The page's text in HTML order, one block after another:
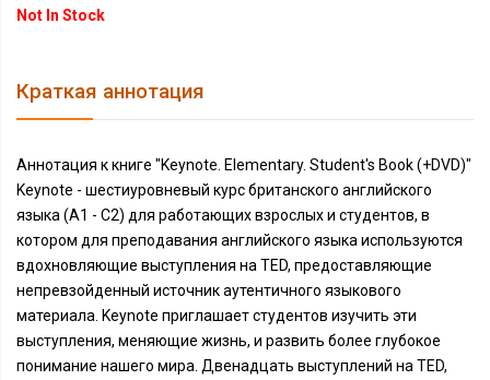
Not In Stock
Краткая аннотация
Аннотация к книге "Keynote. Elementary. Student's Book (+DVD)"
Keynote - шестиуровневый курс британского английского
языка (A1 - C2) для работающих взрослых и студентов, в
котором для преподавания английского языка используются
вдохновляющие выступления на TED, предоставляющие
непревзойденный источник аутентичного языкового
материала. Keynote приглашает студентов изучить эти
выступления, меняющие жизнь, и развить более глубокое
понимание нашего мира. Двенадцать выступлений на TED,